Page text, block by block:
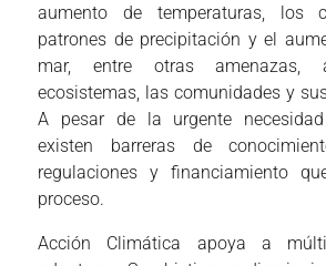
aumento de temperaturas, los
patrones de precipitación y el
mar, entre otras
ecosistemas, las comunidades y
A pesar de la urgente
existen barreras de
regulaciones y financiamiento
proceso.
Acción Climática apoya a